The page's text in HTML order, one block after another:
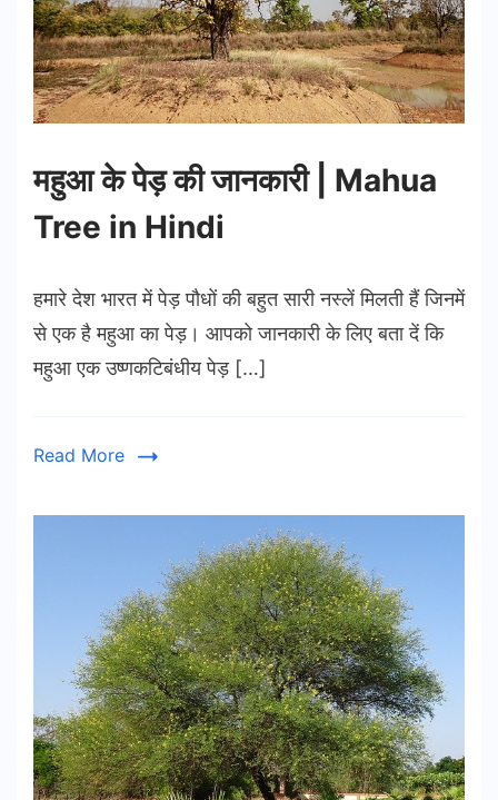
महुआ के पेड़ की जानकारी | Mahua
Tree in Hindi
हमारे देश भारत में पेड़ पौधों की बहुत सारी नस्लें मिलती हैं जिनमें
से एक है महुआ का पेड़। आपको जानकारी के लिए बता दें कि
महुआ एक उष्णकटिबंधीय पेड़ […]
Read More